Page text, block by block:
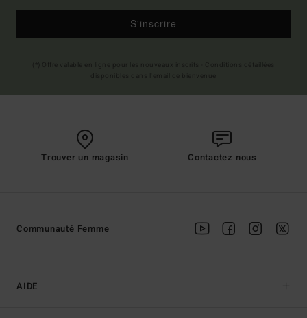
S'inscrire
Trouver un magasin Contactez nous
AIDE
Communauté Femme